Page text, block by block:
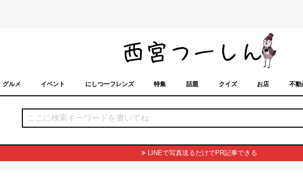
グルメ イベント にしつーフレンズ 特集 話題 クイズ お店 不動
LINEで写真送るだけでPR記事できる